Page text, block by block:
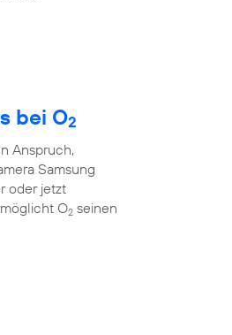
bei O2
Anspruch,
Samsung
oder jetzt
O2 seinen